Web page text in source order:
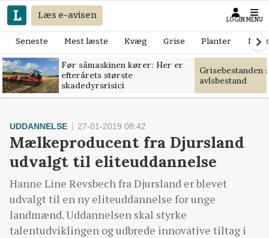
Læs e-avisen LOGIN MENU
Seneste Mest læste Kvæg Grise Planter
Før såmaskinen kører: Her er
efterårets største
skadedyrsrisici
Grisebestanden
avlsbestand
UDDANNELSE 27-01-2019 08:42
Mælkeproducent fra Djursland
udvalgt til eliteuddannelse
Hanne Line Revsbech fra Djursland er blevet
udvalgt til en ny eliteuddannelse for unge
landmænd. Uddannelsen skal styrke
talentudviklingen og udbrede innovative tiltag i